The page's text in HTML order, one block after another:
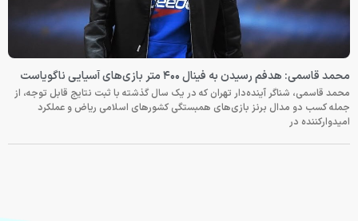
محمد قاسمی: هدفم رسیدن به فینال ۴۰۰ متر بازی‌های آسیایی ناگویاست
محمد قاسمی، شناگر آینده‌دار تهران که در یک سال گذشته با ثبت نتایج قابل توجه، از
جمله کسب دو مدال برنز بازی‌های همبستگی کشورهای اسلامی ریاض و عملکرد
امیدوارکننده در